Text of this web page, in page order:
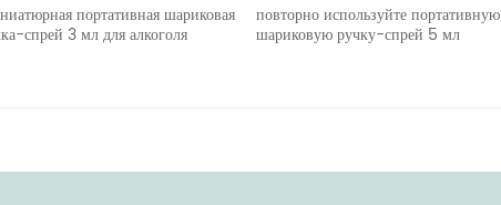
портативная шариковая
спрей 3 мл для алкоголя
повторно используйте портативную
шариковую ручку-спрей 5 мл